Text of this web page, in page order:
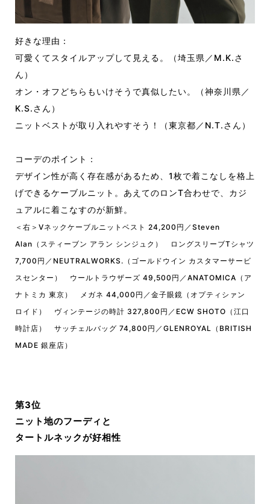
好きな理由：
可愛くてスタイルアップして見える。（埼玉県／M.K.さ
ん）
オン・オフどちらもいけそうで真似したい。（神奈川県／
K.S.さん）
ニットベストが取り入れやすそう！（東京都／N.T.さん）
コーデのポイント：
デザイン性が高く存在感があるため、1枚で着こなしを格上
げできるケーブルニット。あえてのロンT合わせで、カジ
ュアルに着こなすのが新鮮。
＜右＞Vネックケーブルニットベスト 24,200円／Steven
Alan（スティーブン アラン シンジュク） ロングスリーブTシャツ
7,700円／NEUTRALWORKS.（ゴールドウイン カスタマーサービ
スセンター） ウールトラウザーズ 49,500円／ANATOMICA（ア
ナトミカ 東京） メガネ 44,000円／金子眼鏡（オプティシァン
ロイド） ヴィンテージの時計 327,800円／ECW SHOTO（江口
時計店） サッチェルバッグ 74,800円／GLENROYAL（BRITISH
MADE 銀座店）
第3位
ニット地のフーディと
タートルネックが好相性